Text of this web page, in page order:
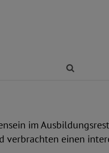
im
verbrachten einen